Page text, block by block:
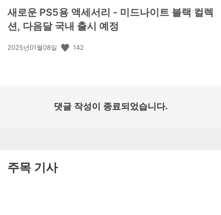
새로운 PS5용 액세서리 - 미드나이트 블랙 컬렉
션, 다음달 국내 출시 예정
공
2025년01월08일 142
댓글 작성이 종료되었습니다.
주목 기사